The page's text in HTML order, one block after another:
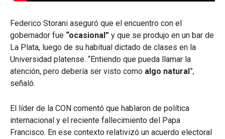
Federico Storani aseguró que el encuentro con el
gobernador fue “ocasional” y que se produjo en un bar de
La Plata, luego de su habitual dictado de clases en la
Universidad platense. “Entiendo que pueda llamar la
atención, pero debería ser visto como algo natural ”,
señaló.
El líder de la CON comentó que hablaron de política
internacional y el reciente fallecimiento del Papa
Francisco. En ese contexto relativizó un acuerdo electoral